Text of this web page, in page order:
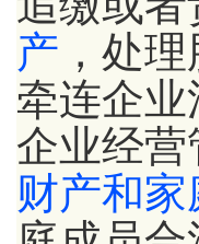
产 ，处
牵连企
企业经
财产和